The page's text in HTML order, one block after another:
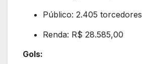
Público: 2.405 torcedores
Renda: R$ 28.585,00
Gols: